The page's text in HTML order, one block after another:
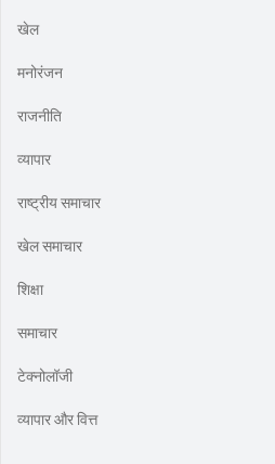
खेल
मनोरंजन
राजनीति
व्यापार
राष्ट्रीय समाचार
खेल समाचार
शिक्षा
समाचार
टेक्नोलॉजी
व्यापार और वित्त